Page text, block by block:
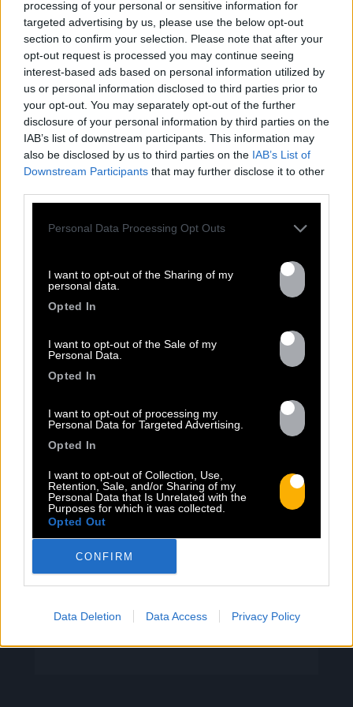
processing of your personal or sensitive information for
targeted advertising by us, please use the below opt-out
section to confirm your selection. Please note that after your
opt-out request is processed you may continue seeing
interest-based ads based on personal information utilized by
us or personal information disclosed to third parties prior to
your opt-out. You may separately opt-out of the further
disclosure of your personal information by third parties on the
IAB’s list of downstream participants. This information may
also be disclosed by us to third parties on the IAB’s List of
Downstream Participants that may further disclose it to other
Personal Data Processing Opt Outs
I want to opt-out of the Sharing of my
personal data.
Opted In
I want to opt-out of the Sale of my
Personal Data.
Opted In
I want to opt-out of processing my
Personal Data for Targeted Advertising.
Opted In
I want to opt-out of Collection, Use,
Retention, Sale, and/or Sharing of my
Personal Data that Is Unrelated with the
Purposes for which it was collected.
Opted Out
CONFIRM
Data Deletion Data Access Privacy Policy
TOUTES LES
ACTUS
13.07
PEET SORT UN NOUVEAU CLIP !
« Entre Nous » enfin mis en image :
portrait d’une virilité vacillante. Réalisé
par Rob Knudsen (Caba & JeanJass,
Georgio, Ascendant Vierge…), le clip met
en scène un cow-boy qui se prépare, on
le suit dans son rituel. Il s’habille, enfile
ses bottes, scelle son cheval, ajuste
son chapeau. Les gestes sont précis,
Previous